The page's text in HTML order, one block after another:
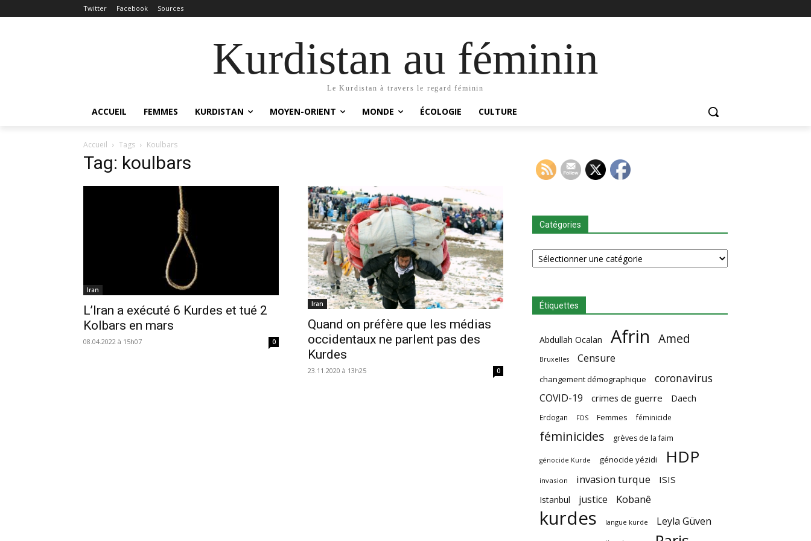
Twitter Facebook Sources
Kurdistan au féminin
Le Kurdistan à travers le regard féminin
ACCUEIL FEMMES KURDISTAN MOYEN-ORIENT MONDE ÉCOLOGIE CULTURE
Accueil Tags Koulbars
Tag: koulbars
Iran
L’Iran a exécuté 6 Kurdes et tué 2
Kolbars en mars
08.04.2022 à 15h07 0
Iran
Quand on préfère que les médias
occidentaux ne parlent pas des
Kurdes
23.11.2020 à 13h25 0
Catégories
Catégories
Étiquettes
Abdullah Ocalan Afrin Amed
Bruxelles Censure
changement démographique coronavirus
COVID-19 crimes de guerre Daech
Erdogan FDS Femmes féminicide
féminicides grèves de la faim
génocide Kurde génocide yézidi HDP
invasion invasion turque ISIS
Istanbul justice Kobanê
kurdes langue kurde Leyla Güven